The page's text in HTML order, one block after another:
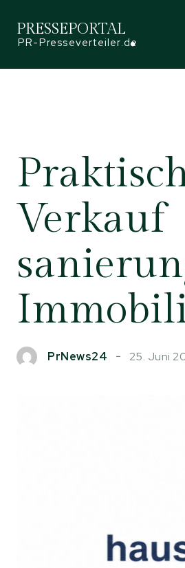
PRESSEPORTAL
PR-Presseverteiler.de
Verkauf
PrNews24 25. Juni